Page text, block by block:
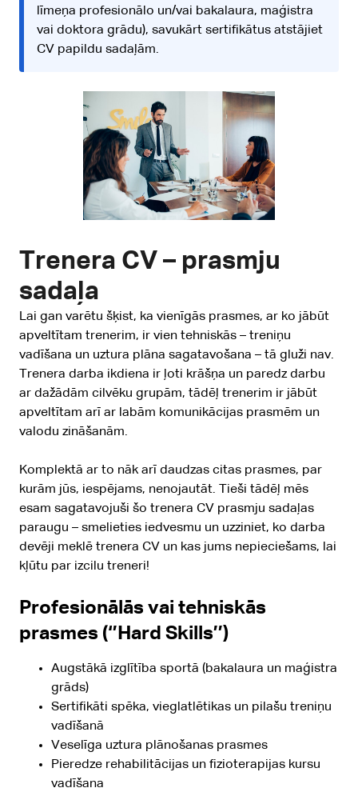
līmeņa profesionālo un/vai bakalaura, maģistra
vai doktora grādu), savukārt sertifikātus atstājiet
CV papildu sadaļām.
Trenera CV – prasmju
sadaļa
Lai gan varētu šķist, ka vienīgās prasmes, ar ko jābūt
apveltītam trenerim, ir vien tehniskās – treniņu
vadīšana un uztura plāna sagatavošana – tā gluži nav.
Trenera darba ikdiena ir ļoti krāšņa un paredz darbu
ar dažādām cilvēku grupām, tādēļ trenerim ir jābūt
apveltītam arī ar labām komunikācijas prasmēm un
valodu zināšanām.
Komplektā ar to nāk arī daudzas citas prasmes, par
kurām jūs, iespējams, nenojautāt. Tieši tādēļ mēs
esam sagatavojuši šo trenera CV prasmju sadaļas
paraugu – smelieties iedvesmu un uzziniet, ko darba
devēji meklē trenera CV un kas jums nepieciešams, lai
kļūtu par izcilu treneri!
Profesionālās vai tehniskās
prasmes (‘’Hard Skills’’)
Augstākā izglītība sportā (bakalaura un maģistra
grāds)
Sertifikāti spēka, vieglatlētikas un pilašu treniņu
vadīšanā
Veselīga uztura plānošanas prasmes
Pieredze rehabilitācijas un fizioterapijas kursu
vadīšana